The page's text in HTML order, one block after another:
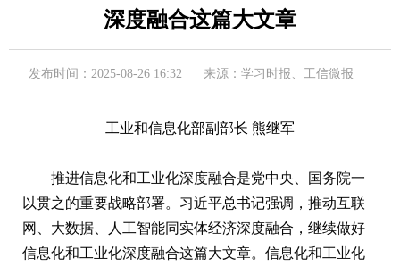
深度融合这篇大文章
发布时间：2025-08-26 16:32 来源：学习时报、工信微报
工业和信息化部副部长 熊继军
推进信息化和工业化深度融合是党中央、国务院一
以贯之的重要战略部署。习近平总书记强调，推动互联
网、大数据、人工智能同实体经济深度融合，继续做好
信息化和工业化深度融合这篇大文章。信息化和工业化